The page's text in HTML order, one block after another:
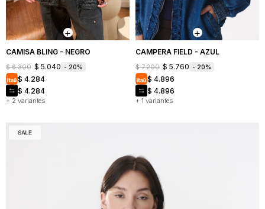
CAMISA BLING - NEGRO
+ 2 variantes
$ 6.300 $ 5.040 20
$ 4.284
$ 4.284
CAMPERA FIELD - AZUL
+ 1 variantes
$ 7.200 $ 5.760 20
$ 4.896
$ 4.896